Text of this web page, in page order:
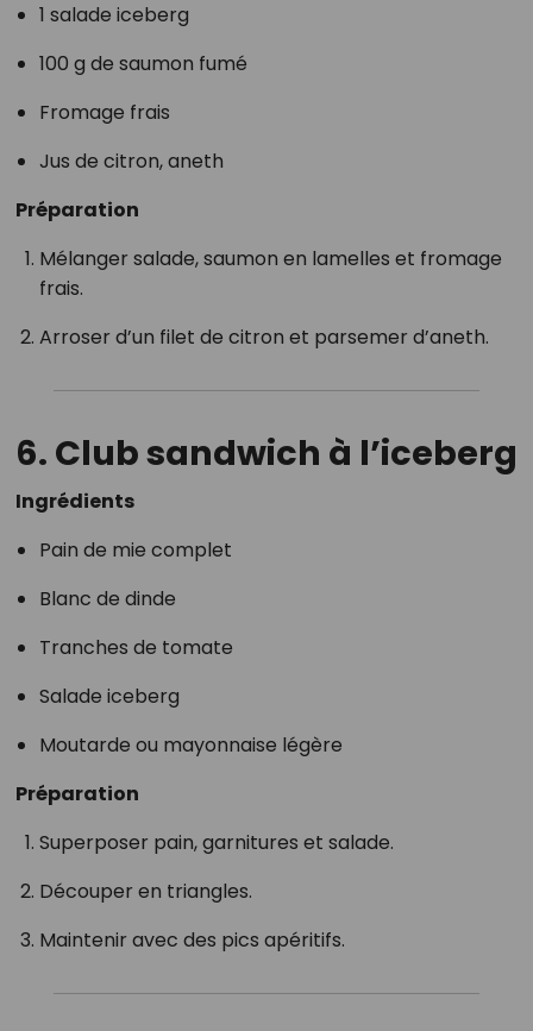
1 salade iceberg
100 g de saumon fumé
Fromage frais
Jus de citron, aneth
Préparation
Mélanger salade, saumon en lamelles et fromage
frais.
Arroser d’un filet de citron et parsemer d’aneth.
6. Club sandwich à l’iceberg
Ingrédients
Pain de mie complet
Blanc de dinde
Tranches de tomate
Salade iceberg
Moutarde ou mayonnaise légère
Préparation
Superposer pain, garnitures et salade.
Découper en triangles.
Maintenir avec des pics apéritifs.